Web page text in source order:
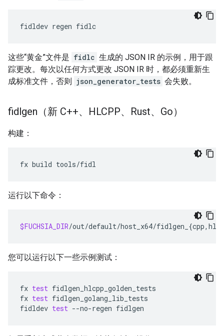
fidldev regen
这些“黄金”文件是 fidlc 生成的 JSON IR 的示例，用于跟
踪更改。每次以任何方式更改 JSON IR 时，都必须重新生
成标准文件，否则 json_generator_tests 会失败。
fidlgen（新 C++、HLCPP、Rust、Go）
构建：
fx build
运行以下命令：
$FUCHSIA_DIR/out/default/host_x64/fidlgen_ {
您可以运行以下一些示例测试：
fx test fidlgen_hlcpp_golden_tests
fx test fidlgen_golang_lib_tests
fidldev test --no-regen